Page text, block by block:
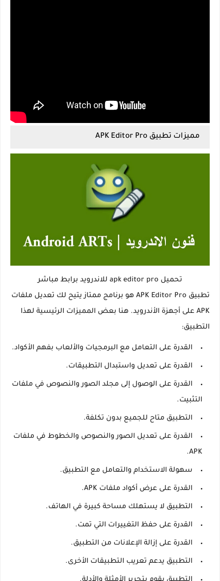
مميزات تطبيق APK Editor Pro
تحميل apk editor pro للاندرويد برابط مباشر
تطبيق APK Editor Pro هو برنامج ممتاز يتيح لك تعديل ملفات
APK على أجهزة الأندرويد. هنا بعض المميزات الرئيسية لهذا
التطبيق:
القدرة على التعامل مع البرمجيات والألعاب بفهم الأكواد.
القدرة على تعديل واستبدال التطبيقات.
القدرة على الوصول إلى مجلد الصور والنصوص في ملفات
التثبيت.
التطبيق متاح للجميع بدون تكلفة.
القدرة على تعديل الصور والنصوص والخطوط في ملفات
APK.
سهولة الاستخدام والتعامل مع التطبيق.
القدرة على عرض أكواد ملفات APK.
التطبيق لا يستهلك مساحة كبيرة في الهاتف.
القدرة على حفظ التغييرات التي تمت.
القدرة على إزالة الإعلانات من التطبيق.
التطبيق يدعم تعريب التطبيقات الأخرى.